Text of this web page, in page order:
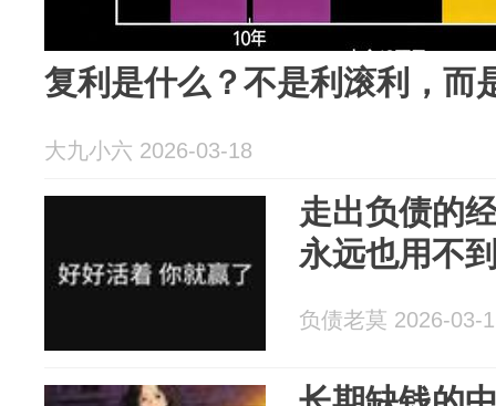
复利是什么？不是利滚利，而
大九小六 2026-03-18
走出负债的
永远也用不
负债老莫 2026-03-